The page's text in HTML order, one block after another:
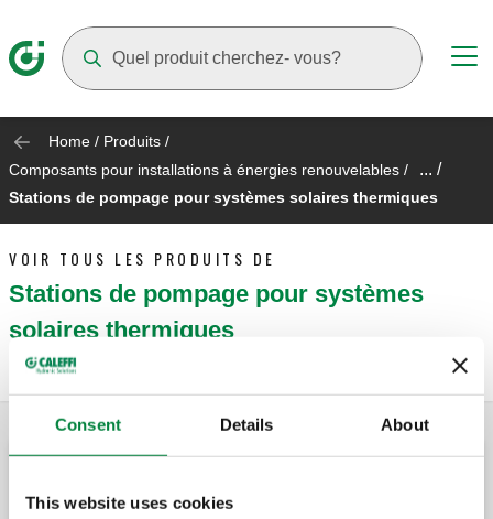
Consent Details About
This website uses cookies
Home / Produits /
Composants pour installations à énergies renouvelables / ... /
Stations de pompage pour systèmes solaires thermiques
VOIR TOUS LES PRODUITS DE
Stations de pompage pour systèmes
solaires thermiques
Groupe de régulation pour installations
solaires. Connexion de retour.